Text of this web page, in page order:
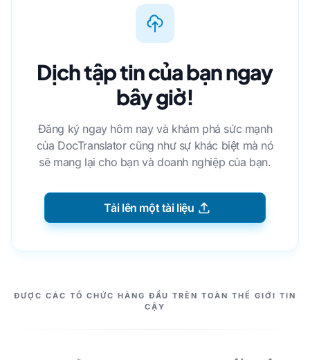
Dịch tập tin của bạn ngay
bây giờ!
Đăng ký ngay hôm nay và khám phá sức mạnh
của DocTranslator cũng như sự khác biệt mà nó
sẽ mang lại cho bạn và doanh nghiệp của bạn.
Tải lên một tài liệu
NHỮNG CỘNG SỰ CỦA CHÚNG TA
ĐƯỢC CÁC TỔ CHỨC HÀNG ĐẦU TRÊN TOÀN THẾ GIỚI TIN
CẬY